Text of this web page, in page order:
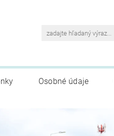
Osobné údaje